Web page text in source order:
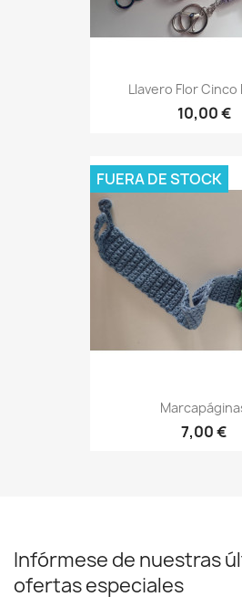
Llavero Flor Cinco
10,00 €
7,00 €
FUERA DE STOCK
Infórmese de nuestras
ofertas especiales